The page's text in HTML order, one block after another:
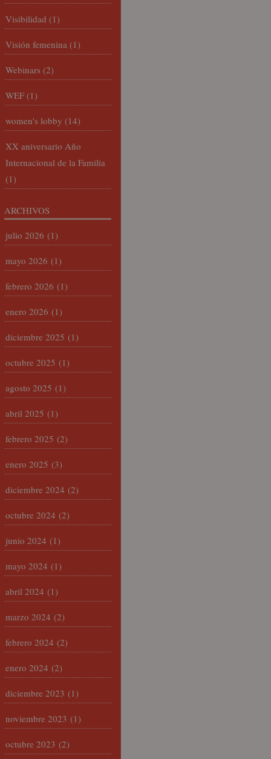
Visibilidad (1)
Visión femenina (1)
Webinars (2)
WEF (1)
women's lobby (14)
XX aniversario Año
Internacional de la Familia
(1)
ARCHIVOS
julio 2026 (1)
mayo 2026 (1)
febrero 2026 (1)
enero 2026 (1)
diciembre 2025 (1)
octubre 2025 (1)
agosto 2025 (1)
abril 2025 (1)
febrero 2025 (2)
enero 2025 (3)
diciembre 2024 (2)
octubre 2024 (2)
junio 2024 (1)
mayo 2024 (1)
abril 2024 (1)
marzo 2024 (2)
febrero 2024 (2)
enero 2024 (2)
diciembre 2023 (1)
noviembre 2023 (1)
octubre 2023 (2)